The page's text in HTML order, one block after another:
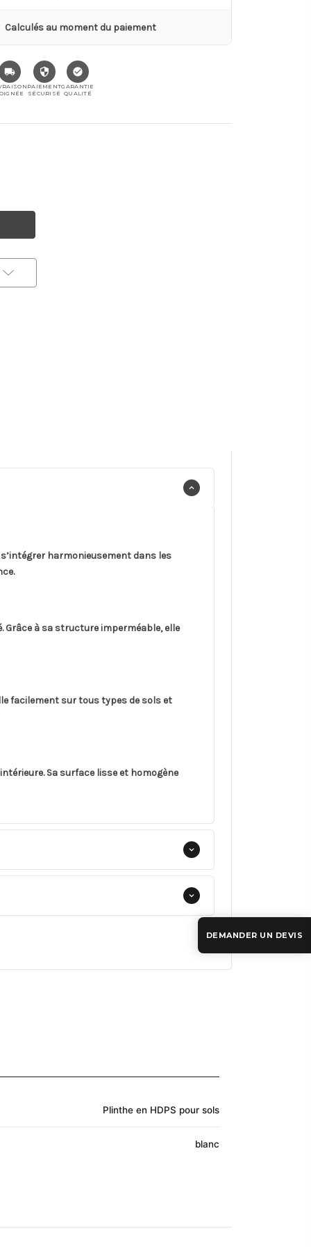
Calculés au moment du paiement
PAIEMENT
SÉCURISÉ
GARANTIE
QUALITÉ
harmonieusement dans les
Grâce à sa structure imperméable, elle
facilement sur tous types de sols et
Sa surface lisse et homogène
Plinthe en HDPS pour sols
blanc
DEMANDER UN DEVIS